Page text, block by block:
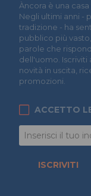
Àncora è una
Negli ultimi anni -
tradizione - ha
pubblico più
parole che
dell'uomo.
novità in uscita,
promozioni.
ACCETTO
ISCRIVITI